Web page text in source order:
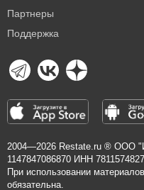
Партнеры
Поддержка
2004—2026 Restate.ru ® ООО
1147847086870 ИНН
При использовании
обязательна.